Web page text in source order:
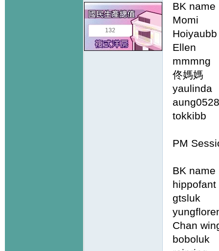
132
BK
佟媽
PM
BK
Chan